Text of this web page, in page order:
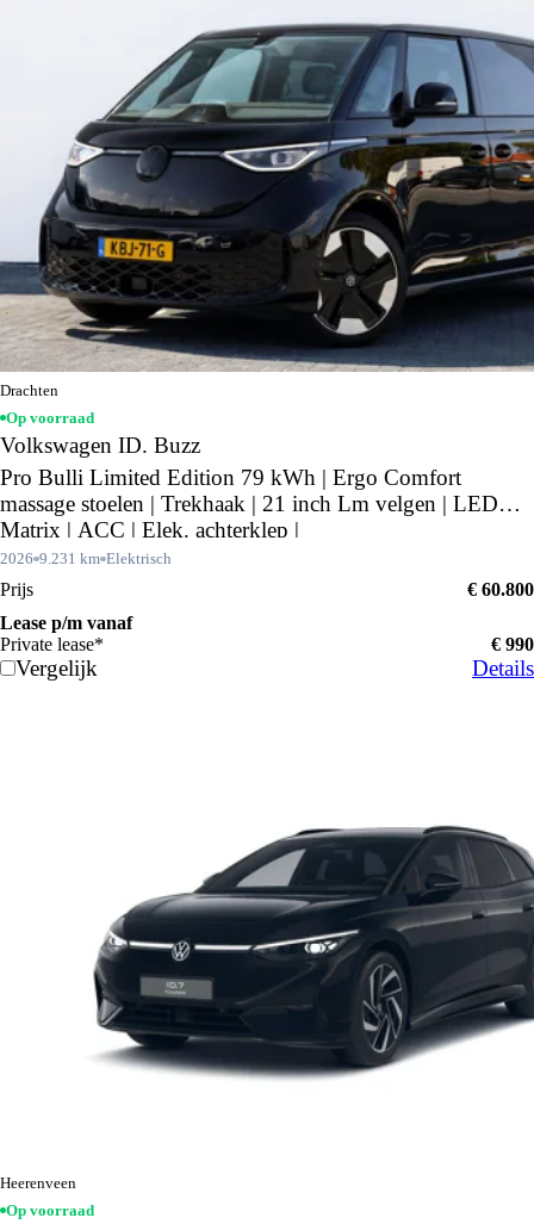
Drachten
Op voorraad
Volkswagen ID. Buzz
Pro Bulli Limited Edition 79 kWh | Ergo Comfort
massage stoelen | Trekhaak | 21 inch Lm velgen | LED
Matrix | ACC | Elek. achterklep |
2026 9.231 km Elektrisch
Prijs
€ 60.800
Lease p/m vanaf
Private lease*
€ 990
Vergelijk Details
Heerenveen
Op voorraad